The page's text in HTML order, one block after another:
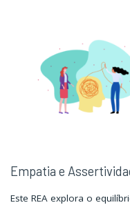
Empatia e
Este REA explora o